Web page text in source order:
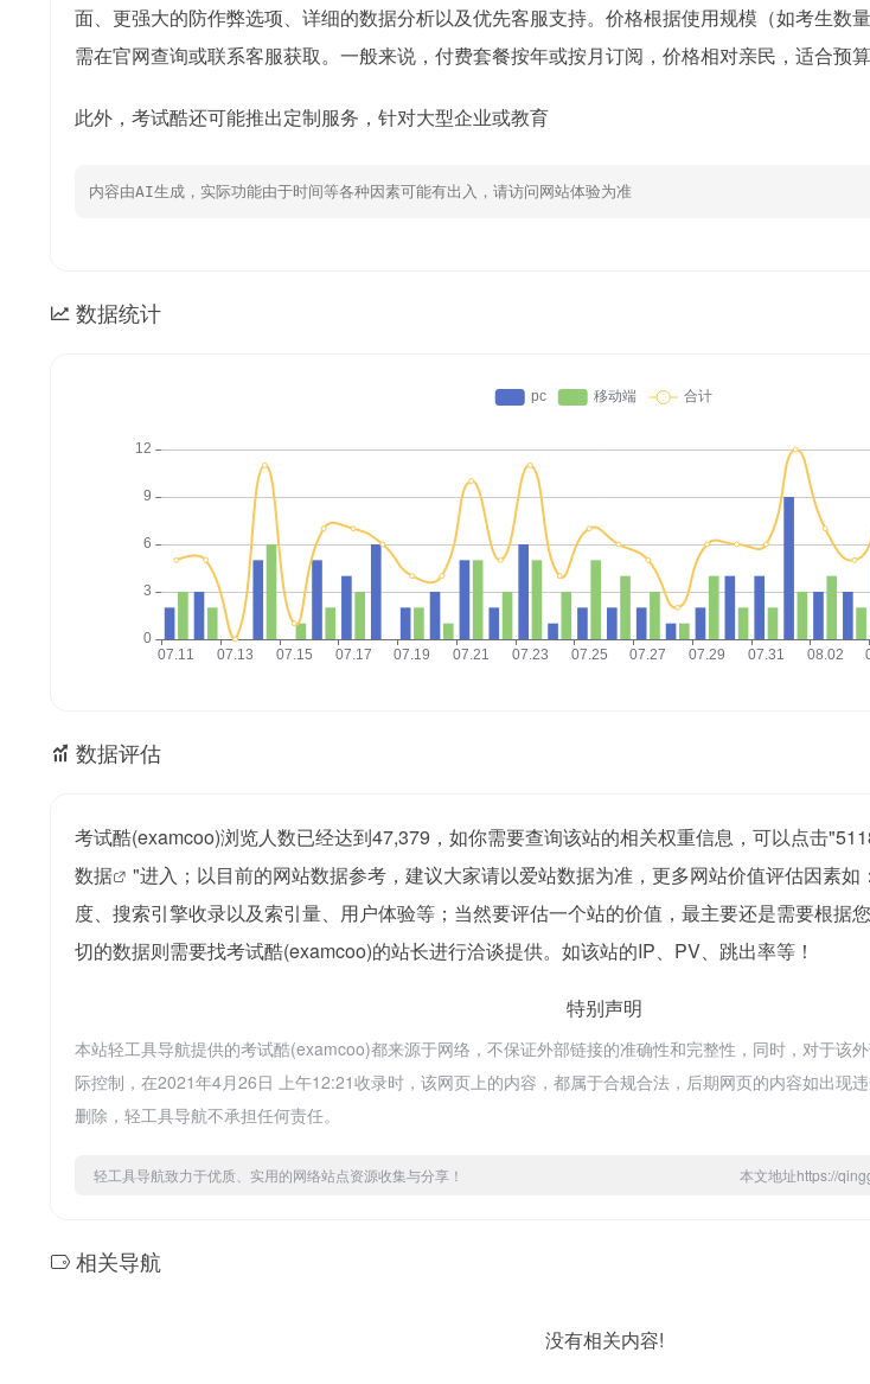
面、更强大的防作弊选项、详细的数据分析以及优先客服支持。价格根据使用规模（如考生数
需在官网查询或联系客服获取。一般来说，付费套餐按年或按月订阅，价格相对亲民，适合预算
此外，考试酷还可能推出定制服务，针对大型企业或教育
内容由AI生成，实际功能由于时间等各种因素可能有出入，请访问网站体验为准
数据统计
数据评估
考试酷(examcoo)浏览人数已经达到47,379，如你需要查询该站的相关权重信息，可以点击"
数据
"进入；以目前的网站数据参考，建议大家请以爱站数据为准，更多网站价值评估因素如
度、搜索引擎收录以及索引量、用户体验等；当然要评估一个站的价值，最主要还是需要根据
切的数据则需要找考试酷(examcoo)的站长进行洽谈提供。如该站的IP、PV、跳出率等！
特别声明
本站轻工具导航提供的考试酷(examcoo)都来源于网络，不保证外部链接的准确性和完整性，同时，对于该
际控制，在2021年4月26日 上午12:21收录时，该网页上的内容，都属于合规合法，后期网页的内容如出现
删除，轻工具导航不承担任何责任。
轻工具导航致力于优质、实用的网络站点资源收集与分享！ 本文地址https://
相关导航
没有相关内容!